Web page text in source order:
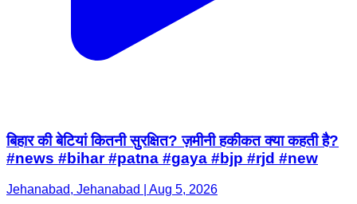
बिहार की बेटियां कितनी सुरक्षित? ज़मीनी हकीकत क्या कहती है?
#news #bihar #patna #gaya #bjp #rjd #new
Jehanabad, Jehanabad | Aug 5, 2026